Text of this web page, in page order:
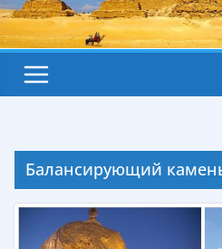
Балансирующий